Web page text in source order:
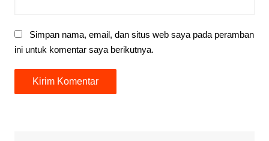
Simpan nama, email, dan situs web saya pada peramban
ini untuk komentar saya berikutnya.